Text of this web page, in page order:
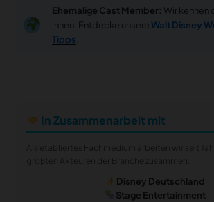
Ehemalige Cast Member: Wir kennen
innen. Entdecke unsere Walt Disney
Tipps
In Zusammenarbeit mit
Disney Deutschland
Stage Entertainment